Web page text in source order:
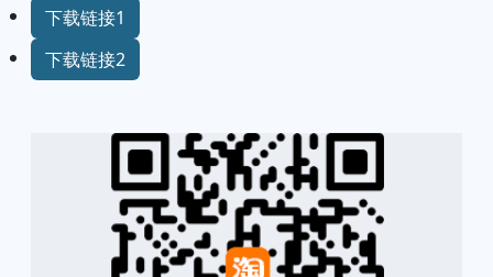
下载链接1
下载链接2